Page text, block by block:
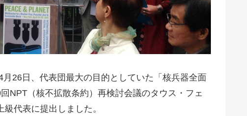
26日、代表団最大の目的としていた「核兵器全面
NPT（核不拡散条約）再検討会議のタウス・フェ
代表に提出しました。